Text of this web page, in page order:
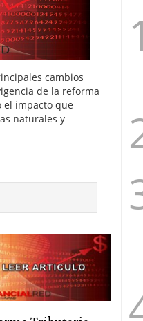
cambios
de la reforma
el impacto que
naturales y